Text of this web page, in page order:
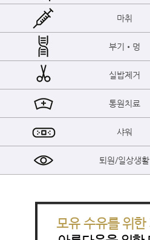
마취
부기•멍
실밥제거
통원치료
샤워
퇴원/일상생활